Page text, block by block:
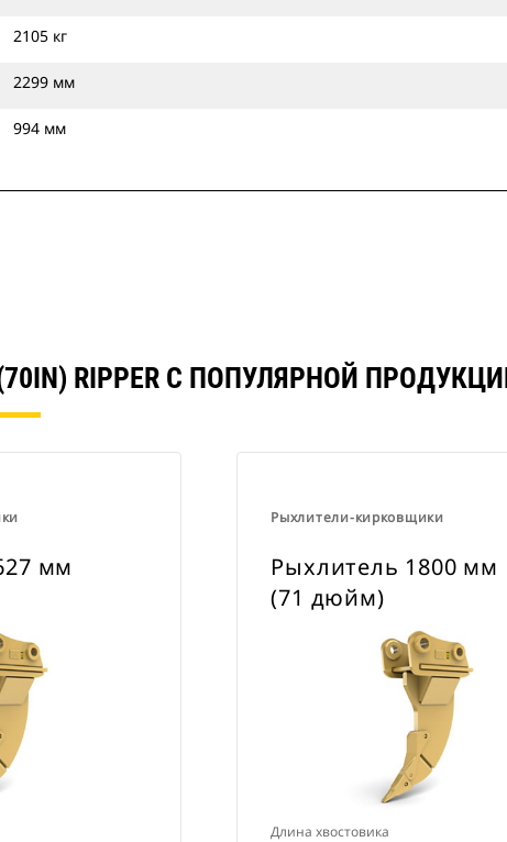
2105 кг
2299 мм
994 мм
RIPPER С ПОПУЛЯРНОЙ
мм
Рыхлители-кирковщики
Рыхлитель 1800 мм
(71 дюйм)
Длина хвостовика